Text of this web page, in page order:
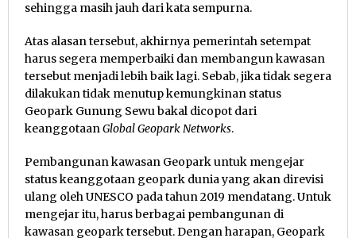
sehingga masih jauh dari kata sempurna.
Atas alasan tersebut, akhirnya pemerintah setempat
harus segera memperbaiki dan membangun kawasan
tersebut menjadi lebih baik lagi. Sebab, jika tidak segera
dilakukan tidak menutup kemungkinan status
Geopark Gunung Sewu bakal dicopot dari
keanggotaanGlobal Geopark Networks.
Pembangunan kawasan Geopark untuk mengejar
status keanggotaan geopark dunia yang akan direvisi
ulang oleh UNESCO pada tahun 2019 mendatang. Untuk
mengejar itu, harus berbagai pembangunan di
kawasan geopark tersebut. Dengan harapan, Geopark